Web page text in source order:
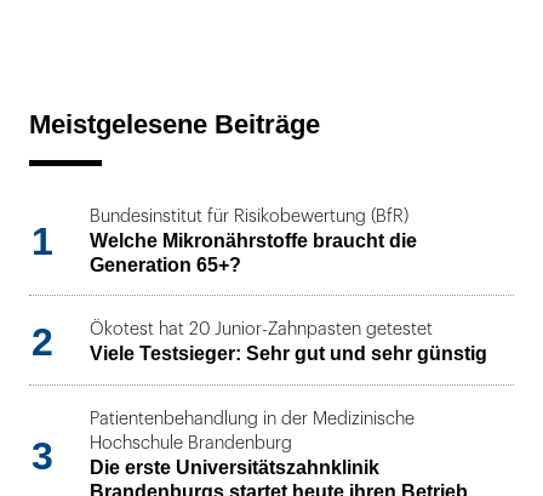
Meistgelesene Beiträge
1
Bundesinstitut für Risikobewertung (BfR)
Welche Mikronährstoffe braucht die
Generation 65+?
2 Ökotest hat 20 Junior-Zahnpasten getestet
Viele Testsieger: Sehr gut und sehr günstig
3
Patientenbehandlung in der Medizinische
Hochschule Brandenburg
Die erste Universitätszahnklinik
Brandenburgs startet heute ihren Betrieb